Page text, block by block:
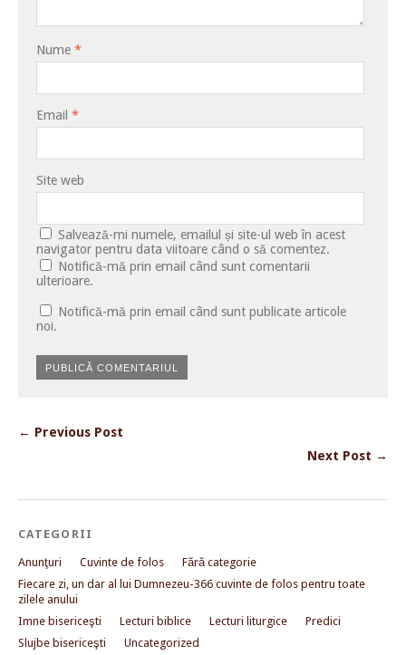
Nume *
Email *
Site web
Salvează-mi numele, emailul și site-ul web în acest
navigator pentru data viitoare când o să comentez.
Notifică-mă prin email când sunt comentarii
ulterioare.
Notifică-mă prin email când sunt publicate articole
noi.
← Previous Post
Next Post →
CATEGORII
Anunţuri Cuvinte de folos
Fără categorie
Fiecare zi, un dar al lui Dumnezeu-366 cuvinte de folos pentru toate
zilele anului
Imne bisericeşti
Lecturi biblice Lecturi liturgice
Predici
Slujbe bisericeşti
Uncategorized